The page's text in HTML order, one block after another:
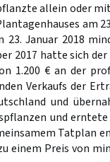
allein oder
am
Januar 2018
2017 hatte sich
1.200 € an der
Verkaufs der
und
und erntete
Tatplan
einem Preis von